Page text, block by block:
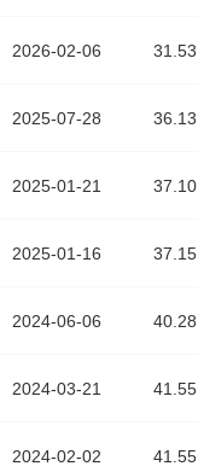
2026-02-06
2025-07-28
2025-01-21
2025-01-16
2024-06-06
2024-03-21
2024-02-02
31.53
36.13
37.10
37.15
40.28
41.55
41.55